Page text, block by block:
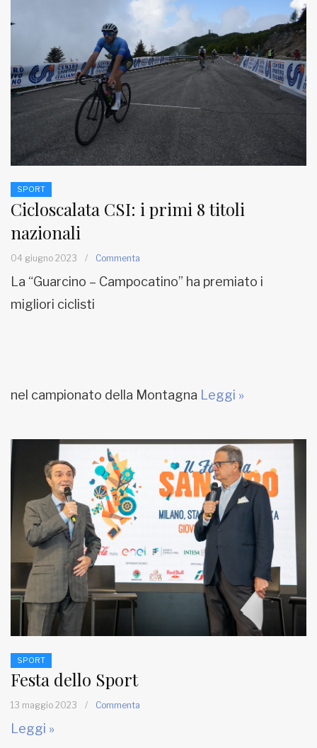
SPORT
Cicloscalata CSI: i primi 8 titoli
nazionali
04 giugno 2023 / Commenta
La “Guarcino – Campocatino” ha premiato i
migliori ciclisti
nel campionato della Montagna Leggi »
SPORT
Festa dello Sport
13 maggio 2023 / Commenta
Leggi »